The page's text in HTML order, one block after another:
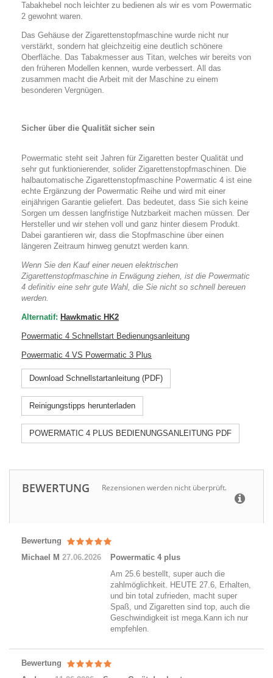
Tabakhebel noch leichter zu bedienen als wir es vom Powermatic
2 gewohnt waren.
Das Gehäuse der Zigarettenstopfmaschine wurde nicht nur
verstärkt, sondern hat gleichzeitig eine deutlich schönere
Oberfläche. Das Tabakmesser aus Titan, welches wir bereits von
den früheren Modellen kennen, wurde verbessert. All das
zusammen macht die Arbeit mit der Maschine zu einem
besonderen Vergnügen.
Sicher über die Qualität sicher sein
Powermatic steht seit Jahren für Zigaretten bester Qualität und
sehr gut funktionierender, solider Zigarettenstopfmaschinen. Die
halbautomatische Zigarettenstopfmaschine Powermatic 4 ist eine
echte Ergänzung der Powermatic Reihe und wird mit einer
einjährigen Garantie geliefert. Das bedeutet, dass Sie sich keine
Sorgen um dessen langfristige Nutzbarkeit machen müssen. Der
Hersteller und wir stehen voll und ganz hinter diesem Produkt.
Dabei garantieren wir, dass die Stopfmaschine über einen
längeren Zeitraum hinweg genutzt werden kann.
Wenn Sie den Kauf einer neuen elektrischen
Zigarettenstopfmaschine in Erwägung ziehen, ist die Powermatic
4 definitiv eine sehr gute Wahl, die Sie nicht so schnell bereuen
werden.
Alternatif: Hawkmatic HK2
Powermatic 4 Schnellstart Bedienungsanleitung
Powermatic 4 VS Powermatic 3 Plus
Download Schnellstartanleitung (PDF)
Reinigungstipps herunterladen
POWERMATIC 4 PLUS BEDIENUNGSANLEITUNG PDF
BEWERTUNG Rezensionen werden nicht überprüft.
Bewertung
Michael M 27.06.2026
Powermatic 4 plus
Am 25.6 bestellt, super auch die
zahlmöglichkeit. HEUTE 27.6, Erhalten,
und bin total zufrieden, macht super
Spaß, und Zigaretten sind top, auch die
Geschwindigkeit ist mega.Kann ich nur
empfehlen.
Bewertung